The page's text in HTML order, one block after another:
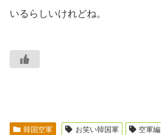
いるらしいけれどね。
韓国空軍 お笑い韓国軍 空軍編